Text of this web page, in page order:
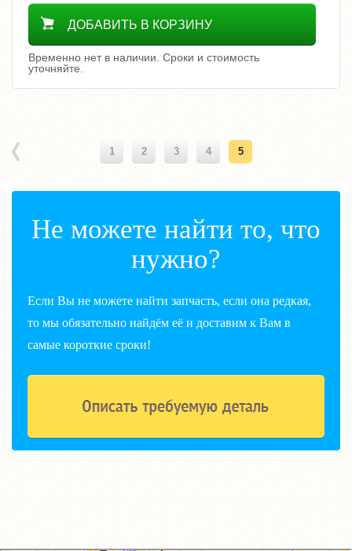
Уточнить цену
ДОБАВИТЬ В КОРЗИНУ
Временно нет в наличии. Сроки и стоимость
уточняйте.
1 2 3 4 5
Не можете найти то, что
нужно?
Если Вы не можете найти запчасть, если она редкая,
то мы обязательно найдём её и доставим к Вам в
самые короткие сроки!